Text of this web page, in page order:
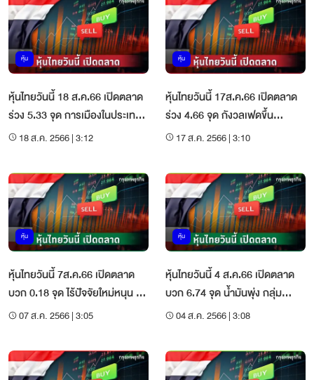
หุ้น
หุ้นไทยวันนี้ 18 ส.ค.66 เปิดตลาด
ร่วง 5.33 จุด การเมืองในประเทศ
ยังไม่คืบ
18 ส.ค. 2566 | 3:12
หุ้น
หุ้นไทยวันนี้ 17ส.ค.66 เปิดตลาด
ร่วง 4.66 จุด กังวลเฟดขึ้น
ดบ.สกัดเงินเฟ้อ
17 ส.ค. 2566 | 3:10
หุ้น
หุ้นไทยวันนี้ 7ส.ค.66 เปิดตลาด
บวก 0.18 จุด ไร้ปัจจัยใหม่หนุน รอ
การเมืองชัด
07 ส.ค. 2566 | 3:05
หุ้น
หุ้นไทยวันนี้ 4 ส.ค.66 เปิดตลาด
บวก 6.74 จุด น้ำมันพุ่ง กลุ่ม
พลังงานพยุงดัชนี
04 ส.ค. 2566 | 3:08